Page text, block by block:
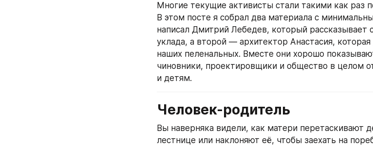
Многие текущие активисты стали такими как раз
В этом посте я собрал два материала с
написал Дмитрий Лебедев, который рассказывает
уклада, а второй — архитектор Анастасия, которая
наших пеленальных. Вместе они хорошо
чиновники, проектировщики и общество в целом
и детям.
Человек-родитель
Вы наверняка видели, как матери перетаскивают
лестнице или наклоняют её, чтобы заехать на